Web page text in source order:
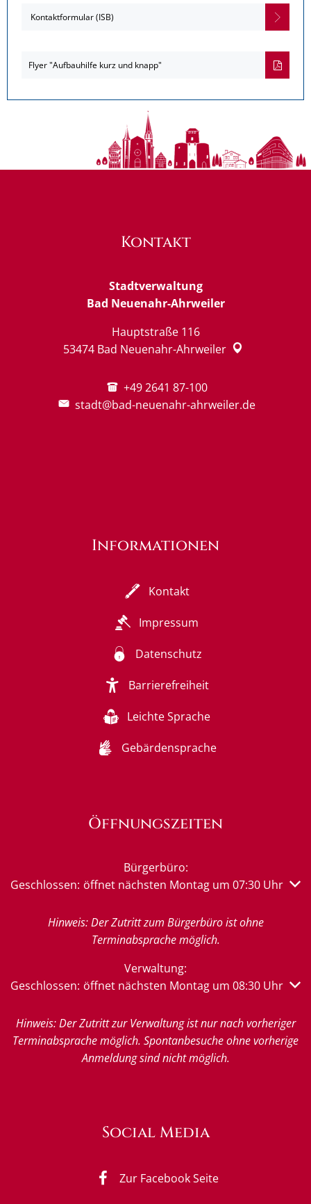
Kontaktformular (ISB)
Flyer "Aufbauhilfe kurz und knapp"
Kontakt
Stadtverwaltung
Bad Neuenahr-Ahrweiler
Hauptstraße 116
53474 Bad Neuenahr-Ahrweiler
+49 2641 87-100
stadt@bad-neuenahr-ahrweiler.de
Informationen
Kontakt
Impressum
Datenschutz
Barrierefreiheit
Leichte Sprache
Gebärdensprache
Öffnungszeiten
Bürgerbüro:
Klicken, um weitere Öffnungs- oder Schließzeiten
Geschlossen: öffnet nächsten Montag um 07:30 Uhr
Hinweis: Der Zutritt zum Bürgerbüro ist ohne
Terminabsprache möglich.
Verwaltung:
Klicken, um weitere Öffnungs- oder Schließzeiten
Geschlossen: öffnet nächsten Montag um 08:30 Uhr
Hinweis: Der Zutritt zur Verwaltung ist nur nach vorheriger
Terminabsprache möglich. Spontanbesuche ohne vorherige
Anmeldung sind nicht möglich.
Social Media
Zur Facebook Seite